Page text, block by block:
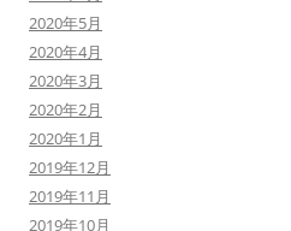
2020年5月
2020年4月
2020年3月
2020年2月
2020年1月
2019年12月
2019年11月
2019年10月